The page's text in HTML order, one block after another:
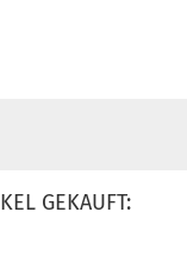
GEKAUFT: